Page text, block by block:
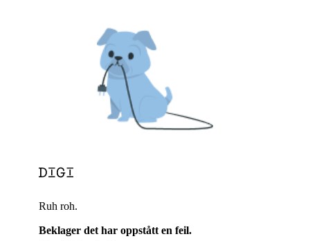
Ruh roh.
Beklager det har oppstått en feil.